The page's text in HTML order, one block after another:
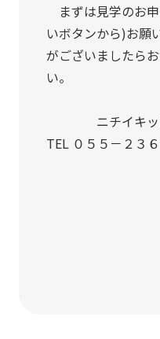
まずは見学のお
いボタンから)お願
がございましたら
い。
ニチイキッズ
TEL ０５５－２３